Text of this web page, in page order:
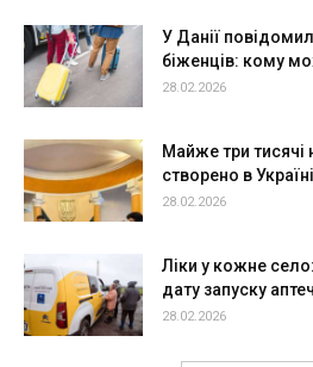
У Данії
біженців: кому
28.02.2026
Майже три тисячі
створено в
28.02.2026
Ліки у кожне
дату запуску
28.02.2026